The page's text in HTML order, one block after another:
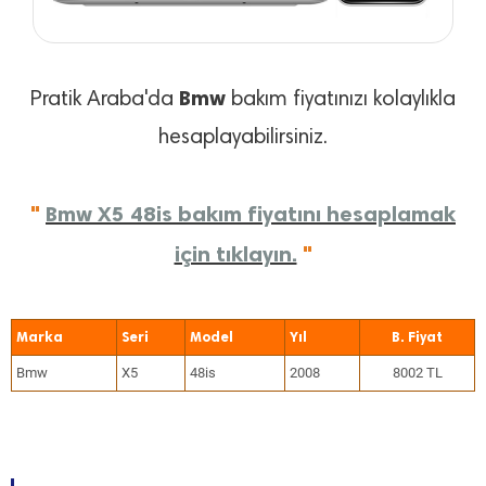
Pratik Araba'da Bmw bakım fiyatınızı kolaylıkla
hesaplayabilirsiniz.
" Bmw X5 48is bakım fiyatını hesaplamak
için tıklayın. "
Marka Seri Model Yıl
Bmw X5 48is 2008 8002 TL